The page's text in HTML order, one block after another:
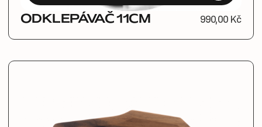
ODKLEPÁVAČ 11CM 990,00 Kč